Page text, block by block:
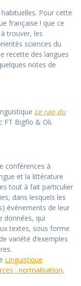
Pour cette
française ! que ce
trouver, les
sciences du
recette des langues
notes de
Le rap du
FT Bigflo & Oli.
conférences à
et la littérature
tout à fait particulier
dans lesquels les
événements de leur
données, qui
textes, sous forme
variété d’exemples
Linguistique
: normalisation,